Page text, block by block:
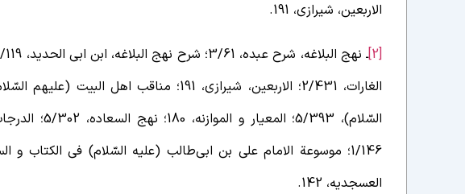
الاربعین، شیرازی، 191.
[2]
العسجدیه، 142.